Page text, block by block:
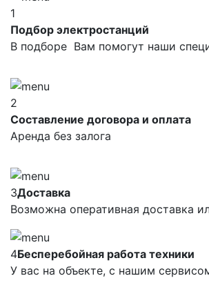
1
Подбор электростанций
В подборе Вам помогут наши
2
Составление договора и оплата
Аренда без залога
3Доставка
Возможна оперативная доставка
4Бесперебойная работа техники
У вас на объекте, с нашим